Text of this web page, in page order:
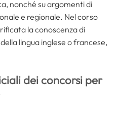
nonché su argomenti di
e regionale. Nel corso
la conoscenza di
lingua inglese o francese,
dei concorsi per